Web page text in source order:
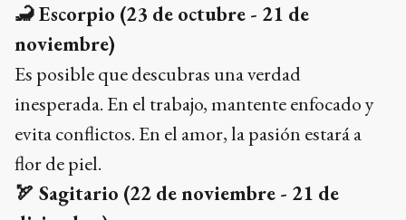
🦂Escorpio (23 de octubre - 21 de
noviembre)
Es posible que descubras una verdad
inesperada. En el trabajo, mantente enfocado y
evita conflictos. En el amor, la pasión estará a
flor de piel.
🏹 Sagitario (22 de noviembre - 21 de